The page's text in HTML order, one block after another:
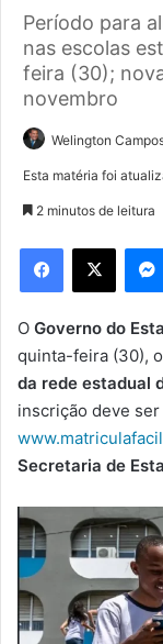
Período para
nas escolas
feira (30);
novembro
Welington
Esta matéria foi
2 minutos de leitura
O Governo do
quinta-feira (30), o
da rede estadual
inscrição deve
Secretaria de